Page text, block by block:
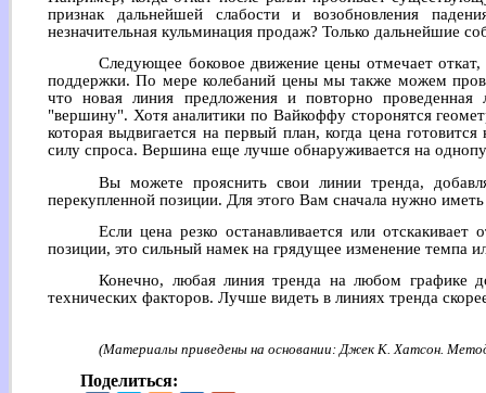
признак дальнейшей слабости и возобновления
незначительная кульминация продаж? Только дальнейшие
Следующее боковое движение цены отмечает
поддержки. По мере колебаний цены мы также можем
что новая линия предложения и повторно проведенная
"вершину". Хотя аналитики по Вайкоффу сторонятся
которая выдвигается на первый план, когда цена
силу спроса. Вершина еще лучше обнаруживается на
Вы можете прояснить свои линии тренда,
перекупленной позиции. Для этого Вам сначала нужно
Если цена резко останавливается или
позиции, это сильный намек на грядущее изменение темпа
Конечно, любая линия тренда на любом графике
технических факторов. Лучше видеть в линиях тренда
(Материалы приведены на основании: Джек К. Хатсон.
Поделиться: